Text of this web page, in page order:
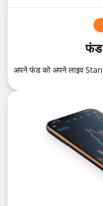
फंड
अपने फंड को अपने लाइव